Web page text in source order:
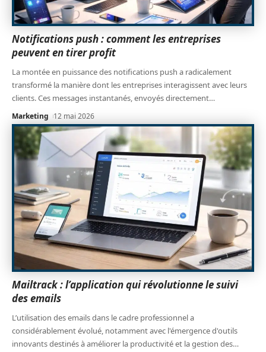
Notifications push : comment les entreprises
peuvent en tirer profit
La montée en puissance des notifications push a radicalement
transformé la manière dont les entreprises interagissent avec leurs
clients. Ces messages instantanés, envoyés directement…
Marketing 12 mai 2026
Mailtrack : l’application qui révolutionne le suivi
des emails
L’utilisation des emails dans le cadre professionnel a
considérablement évolué, notamment avec l'émergence d'outils
innovants destinés à améliorer la productivité et la gestion des…